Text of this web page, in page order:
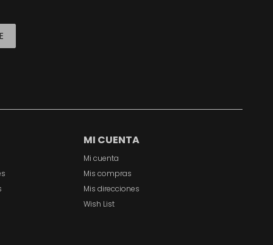
MI CUENTA
Mi cuenta
Mis compras
Mis direcciones
Wish List